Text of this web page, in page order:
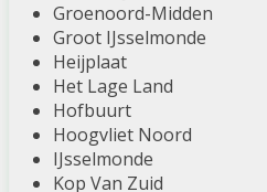
Groenoord-Midden
Groot IJsselmonde
Heijplaat
Het Lage Land
Hofbuurt
Hoogvliet Noord
IJsselmonde
Kop Van Zuid